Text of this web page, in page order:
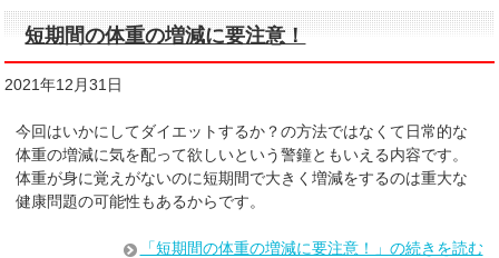
短期間の体重の増減に要注意！
2021年12月31日
今回はいかにしてダイエットするか？の方法ではなくて日常的な
体重の増減に気を配って欲しいという警鐘ともいえる内容です。
体重が身に覚えがないのに短期間で大きく増減をするのは重大な
健康問題の可能性もあるからです。
「短期間の体重の増減に要注意！」の続きを読む